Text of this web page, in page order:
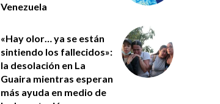
Venezuela
«Hay olor… ya se están
sintiendo los fallecidos»:
la desolación en La
Guaira mientras esperan
más ayuda en medio de